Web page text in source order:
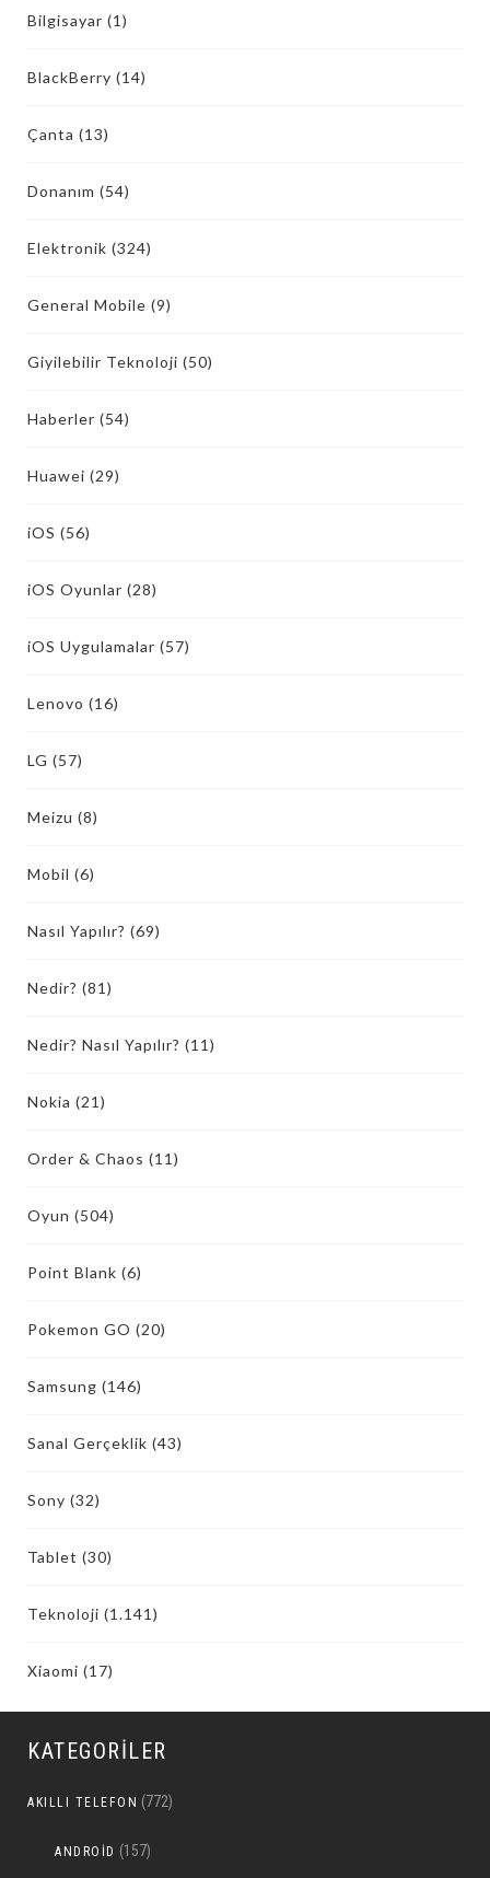
Bilgisayar (1)
BlackBerry (14)
Çanta (13)
Donanım (54)
Elektronik (324)
General Mobile (9)
Giyilebilir Teknoloji (50)
Haberler (54)
Huawei (29)
iOS (56)
iOS Oyunlar (28)
iOS Uygulamalar (57)
Lenovo (16)
LG (57)
Meizu (8)
Mobil (6)
Nasıl Yapılır? (69)
Nedir? (81)
Nedir? Nasıl Yapılır? (11)
Nokia (21)
Order & Chaos (11)
Oyun (504)
Point Blank (6)
Pokemon GO (20)
Samsung (146)
Sanal Gerçeklik (43)
Sony (32)
Tablet (30)
Teknoloji (1.141)
Xiaomi (17)
KATEGORILER
AKILLI TELEFON (772)
ANDROID (157)